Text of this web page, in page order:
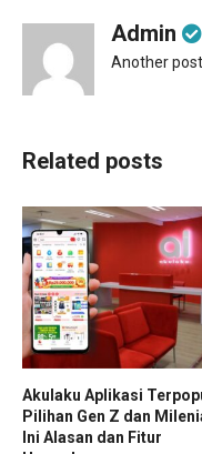
Admin
Another
Related posts
Akulaku Aplikasi
Pilihan Gen Z dan
Ini Alasan dan Fitur